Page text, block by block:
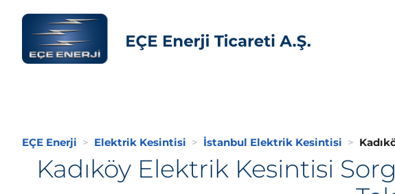
EÇE Enerji Elektrik Kesintisi İstanbul Elektrik Kesintisi
Kadıköy Elektrik Kesintisi